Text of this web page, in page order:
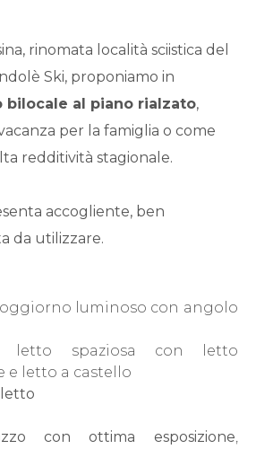
rinomata località sciistica del
Ski, proponiamo in
bilocale al piano rialzato,
per la famiglia o come
redditività stagionale.
accogliente, ben
da utilizzare.
luminoso con angolo
letto spaziosa con letto
e letto a castello
letto
con ottima esposizione,